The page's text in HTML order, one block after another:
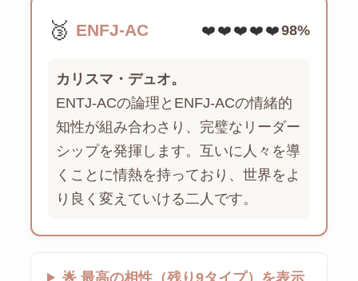
🥉 ENFJ-AC ❤️❤️❤️❤️❤️98%
カリスマ・デュオ。
ENTJ-ACの論理とENFJ-ACの情緒的
知性が組み合わさり、完璧なリーダー
シップを発揮します。互いに人々を導
くことに情熱を持っており、世界をよ
り良く変えていける二人です。
🌟 最高の相性（残り9タイプ）を表示